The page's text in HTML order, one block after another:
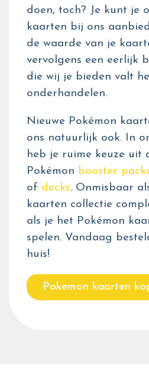
doen, toch? Je kunt je
kaarten bij ons
de waarde van je
vervolgens een eerlijk
die wij je bieden valt
onderhandelen.
Nieuwe Pokémon
ons natuurlijk ook. In
heb je ruime keuze uit
Pokémon booster
of decks. Onmisbaar
kaarten collectie
als je het Pokémon
spelen. Vandaag
huis!
Pokemon kaarten